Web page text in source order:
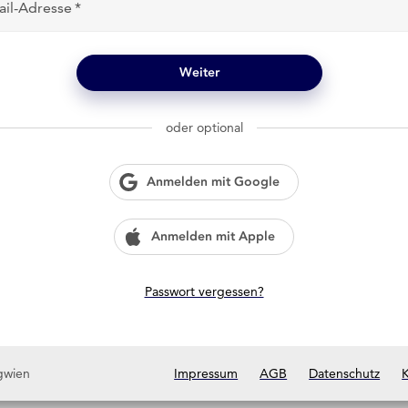
Adresse
Weiter
oder optional
Anmelden mit Google
Anmelden mit Apple
Passwort vergessen?
Impressum AGB Datenschutz